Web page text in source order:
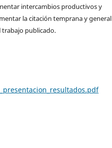
intercambios productivos y
la citación temprana y general
trabajo publicado.